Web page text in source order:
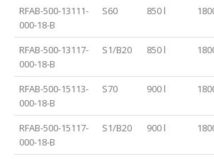
RFAB-500-13111-
000-18-B
S60 850 l
RFAB-500-13117-
000-18-B
S1/B20 850 l
RFAB-500-15113-
000-18-B
S70 900 l
RFAB-500-15117-
000-18-B
S1/B20 900 l